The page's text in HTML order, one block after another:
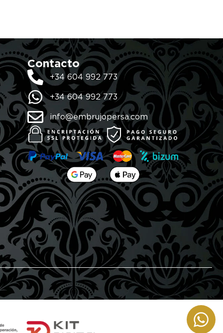
Contacto
+34 604 992 773
+34 604 992 773
info@embrujopersa.com